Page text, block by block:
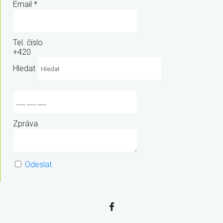
Email *
Tel. číslo
+420
Hledat
Zpráva
Odeslat